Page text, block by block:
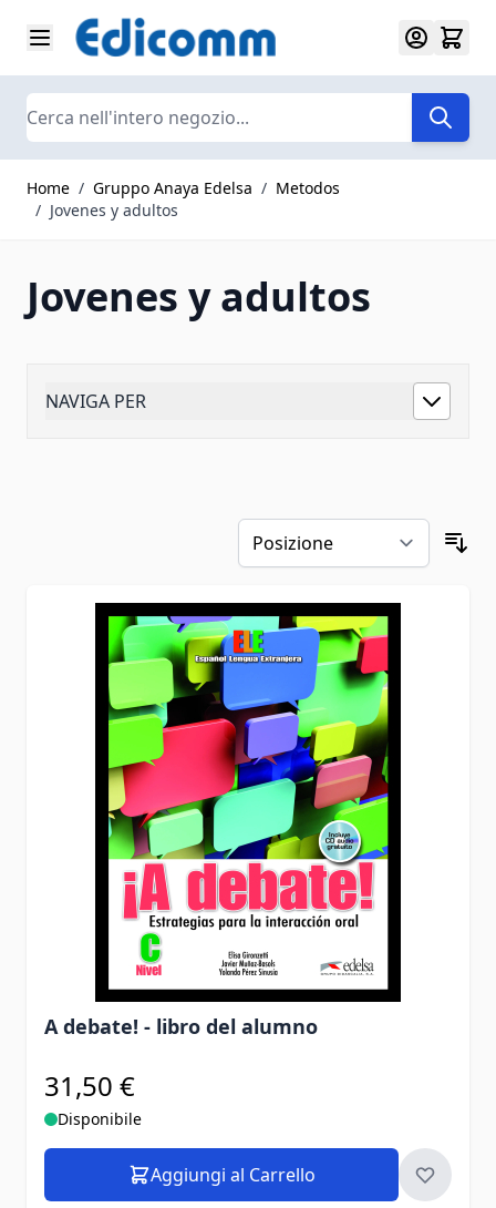
Salta al contenuto
Search
Home / Gruppo Anaya Edelsa / Metodos
/ Jovenes y adultos
Jovenes y adultos
NAVIGA PER
A debate! - libro del alumno
31,50 €
Disponibile
Aggiungi al Carrello